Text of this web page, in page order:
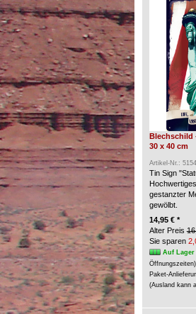
Blechschild
30 x 40 cm
Artikel-Nr.:
Tin Sign
gestanzter
gewölbt.
14,95 € *
Alter Preis
Sie sparen
Auf Lager
Paket-
(Ausland kann